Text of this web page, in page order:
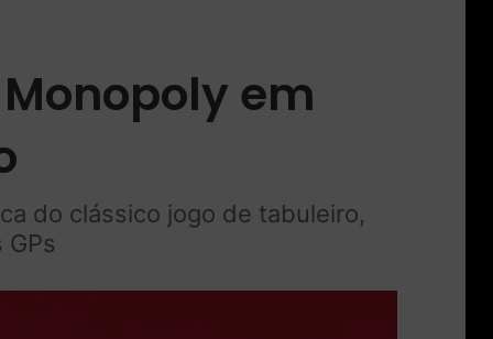
em
do clássico jogo de tabuleiro,